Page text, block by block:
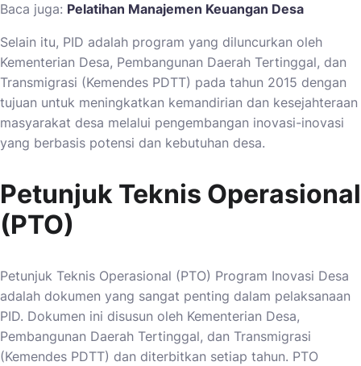
Baca juga: Pelatihan Manajemen Keuangan Desa
Selain itu, PID adalah program yang diluncurkan oleh
Kementerian Desa, Pembangunan Daerah Tertinggal, dan
Transmigrasi (Kemendes PDTT) pada tahun 2015 dengan
tujuan untuk meningkatkan kemandirian dan kesejahteraan
masyarakat desa melalui pengembangan inovasi-inovasi
yang berbasis potensi dan kebutuhan desa.
Petunjuk Teknis Operasional
(PTO)
Petunjuk Teknis Operasional (PTO) Program Inovasi Desa
adalah dokumen yang sangat penting dalam pelaksanaan
PID. Dokumen ini disusun oleh Kementerian Desa,
Pembangunan Daerah Tertinggal, dan Transmigrasi
(Kemendes PDTT) dan diterbitkan setiap tahun. PTO